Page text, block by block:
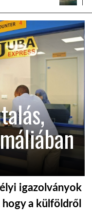
igazolványok
hogy a külföldről